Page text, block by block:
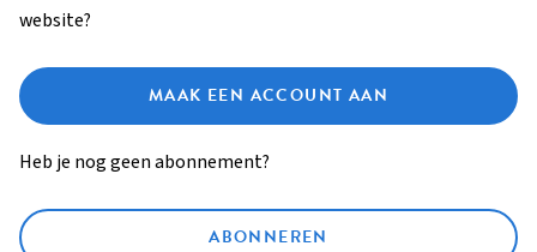
website?
MAAK EEN ACCOUNT AAN
Heb je nog geen abonnement?
ABONNEREN